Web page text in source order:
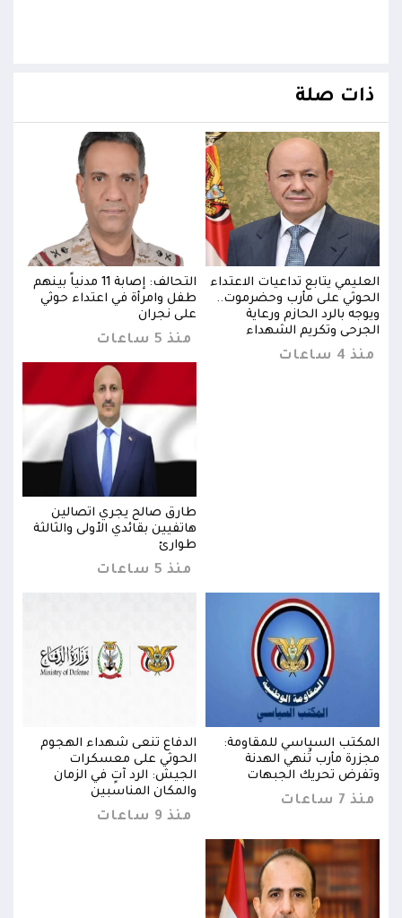
ذات صلة
العليمي يتابع تداعيات الاعتداء
الحوثي على مأرب وحضرموت..
ويوجه بالرد الحازم ورعاية
الجرحى وتكريم الشهداء
منذ 4 ساعات
التحالف: إصابة 11 مدنياً بينهم
طفل وامرأة في اعتداء حوثي
على نجران
منذ 5 ساعات
طارق صالح يجري اتصالين
هاتفيين بقائدي الأولى والثالثة
طوارئ
منذ 5 ساعات
المكتب السياسي للمقاومة:
مجزرة مأرب تُنهي الهدنة
وتفرض تحريك الجبهات
منذ 7 ساعات
الدفاع تنعى شهداء الهجوم
الحوثي على معسكرات
الجيش: الرد آتٍ في الزمان
والمكان المناسبين
منذ 9 ساعات